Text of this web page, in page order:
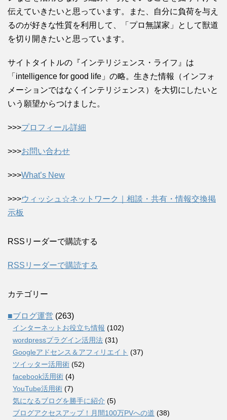
伝えていきたいと思っています。また、自分に負荷を与え
るのが好きな性質を利用して、「プロ無謀家」として獣道
を切り開きたいと思っています。
サイトタイトルの『インテリジェンス・ライフ』は
「intelligence for good life」の略。生きた情報（インフォ
メーションではなくインテリジェンス）を大切にしたいと
いう願望からつけました。
>>>プロフィール詳細
>>>お問い合わせ
>>>What’s New
>>>ウィッシュ☆ネットワーク｜相談・共有・情報交換掲
示板
RSSリーダーで購読する
RSSリーダーで購読する
カテゴリー
■ブログ運営 (263)
インターネットお役立ち情報 (102)
wordpressプラグイン活用法 (31)
Googleアドセンス＆アフィリエイト (37)
ツイッター活用術 (52)
facebook活用術 (4)
YouTube活用術 (7)
気になるブログを勝手に紹介 (5)
ブログアクセスアップ！月間100万PVへの道 (38)